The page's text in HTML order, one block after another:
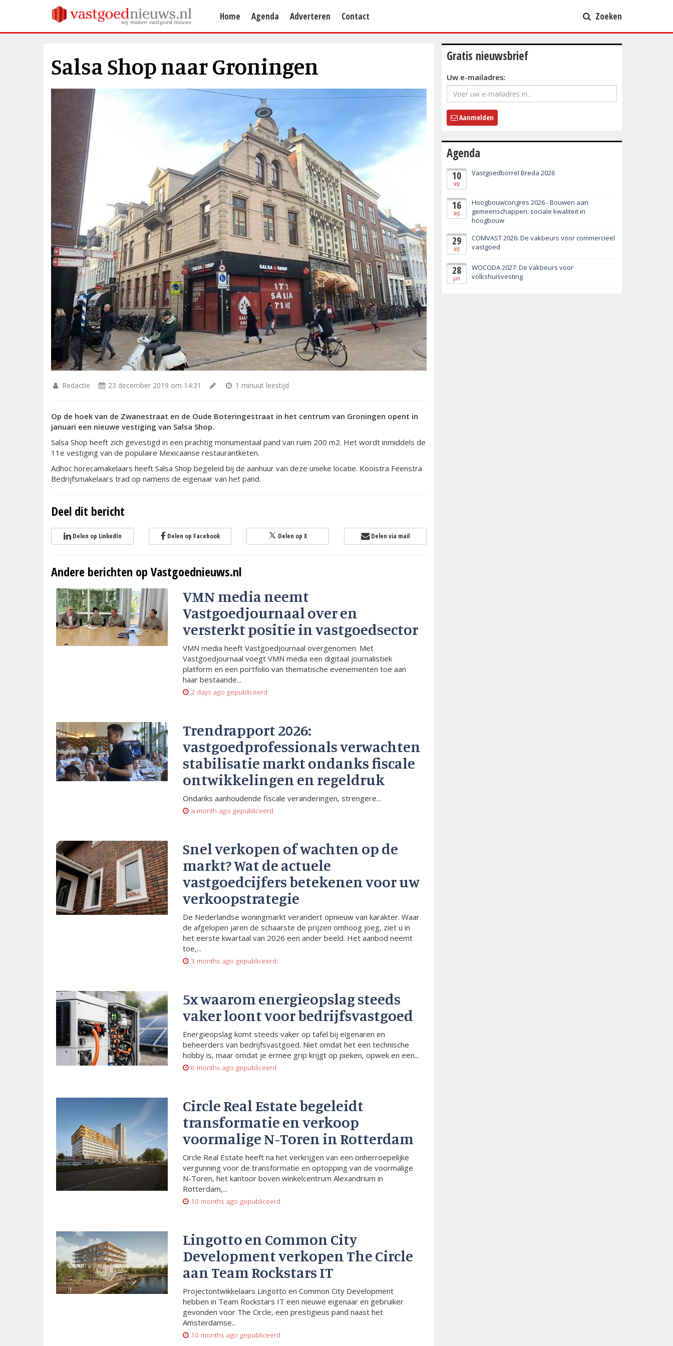
Home Agenda Adverteren Contact Zoeken
Salsa Shop naar Groningen
Redactie 23 december 2019 om 14:31 1 minuut leestijd
Op de hoek van de Zwanestraat en de Oude Boteringestraat in het centrum van Groningen opent in
januari een nieuwe vestiging van Salsa Shop.
Salsa Shop heeft zich gevestigd in een prachtig monumentaal pand van ruim 200 m2. Het wordt inmiddels de
11e vestiging van de populaire Mexicaanse restaurantketen.
Adhoc horecamakelaars heeft Salsa Shop begeleid bij de aanhuur van deze unieke locatie. Kooistra Feenstra
Bedrijfsmakelaars trad op namens de eigenaar van het pand.
Deel dit bericht
Delen op LinkedIn Delen op Facebook Delen op X Delen via mail
Andere berichten op Vastgoednieuws.nl
VMN media neemt
Vastgoedjournaal over en
versterkt positie in vastgoedsector
VMN media heeft Vastgoedjournaal overgenomen. Met
Vastgoedjournaal voegt VMN media een digitaal journalistiek
platform en een portfolio van thematische evenementen toe aan
haar bestaande...
2 days ago gepubliceerd
Trendrapport 2026:
vastgoedprofessionals verwachten
stabilisatie markt ondanks fiscale
ontwikkelingen en regeldruk
Ondanks aanhoudende fiscale veranderingen, strengere...
a month ago gepubliceerd
Snel verkopen of wachten op de
markt? Wat de actuele
vastgoedcijfers betekenen voor uw
verkoopstrategie
De Nederlandse woningmarkt verandert opnieuw van karakter. Waar
de afgelopen jaren de schaarste de prijzen omhoog joeg, ziet u in
het eerste kwartaal van 2026 een ander beeld. Het aanbod neemt
toe,...
3 months ago gepubliceerd
5x waarom energieopslag steeds
vaker loont voor bedrijfsvastgoed
Energieopslag komt steeds vaker op tafel bij eigenaren en
beheerders van bedrijfsvastgoed. Niet omdat het een technische
hobby is, maar omdat je ermee grip krijgt op pieken, opwek en een...
6 months ago gepubliceerd
Circle Real Estate begeleidt
transformatie en verkoop
voormalige N-Toren in Rotterdam
Circle Real Estate heeft na het verkrijgen van een onherroepelijke
vergunning voor de transformatie en optopping van de voormalige
N-Toren, het kantoor boven winkelcentrum Alexandrium in
Rotterdam,...
10 months ago gepubliceerd
Lingotto en Common City
Development verkopen The Circle
aan Team Rockstars IT
Projectontwikkelaars Lingotto en Common City Development
hebben in Team Rockstars IT een nieuwe eigenaar en gebruiker
gevonden voor The Circle, een prestigieus pand naast het
Amsterdamse...
10 months ago gepubliceerd
Gratis nieuwsbrief
Uw e-mailadres:
Aanmelden
Agenda
10
sep
Vastgoedborrel Breda 2026
16
sep
Hoogbouwcongres 2026 - Bouwen aan
gemeenschappen: sociale kwaliteit in
hoogbouw
29
sep
COMVAST 2026: De vakbeurs voor commercieel
vastgoed
28
jan
WOCODA 2027: De vakbeurs voor
volkshuisvesting